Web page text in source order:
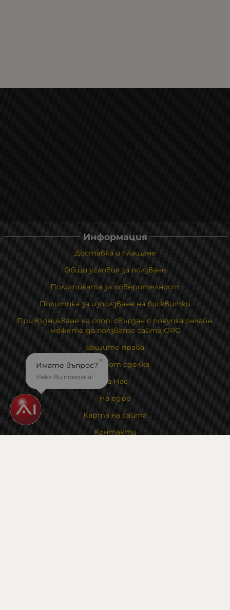
Информация
Доставка и плащане
Общи условия за ползване
Политиката за поверителност
Политика за използване на бисквитки
При възникване на спор, свързан с покупка онлайн,
можете да ползвате сайта ОРС
Вашите права
Отказ от сделка
За Нас
На едро
Карта на сайта
Контакти
×
Имате въпрос?
Нека Ви помогна!